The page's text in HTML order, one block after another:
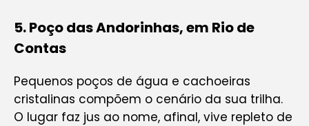
5.Poço das Andorinhas, em Rio de
Contas
Pequenos poços de água e cachoeiras
cristalinas compõem o cenário da sua trilha.
O lugar faz jus ao nome, afinal, vive repleto de